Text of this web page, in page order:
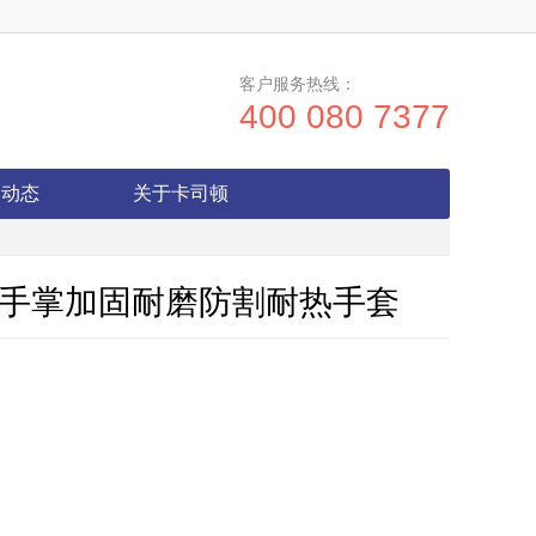
客户服务热线：
400 080 7377
态 关于卡司顿
掌加固耐磨防割耐热手套